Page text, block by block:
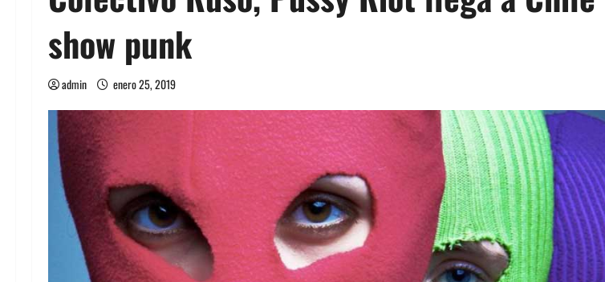
show punk
admin enero 25, 2019